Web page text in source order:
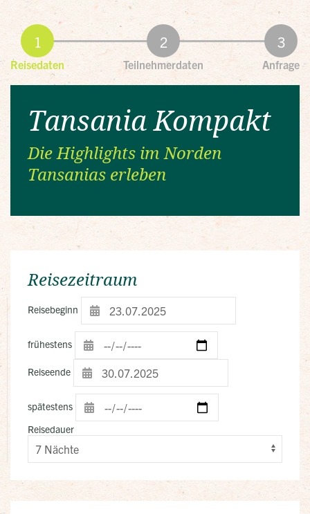
Reisedaten Teilnehmerdaten Anfrage
Tansania Kompakt
Die Highlights im Norden
Tansanias erleben
Reisezeitraum
Reisebeginn
frühestens
Reiseende
spätestens
Reisedauer